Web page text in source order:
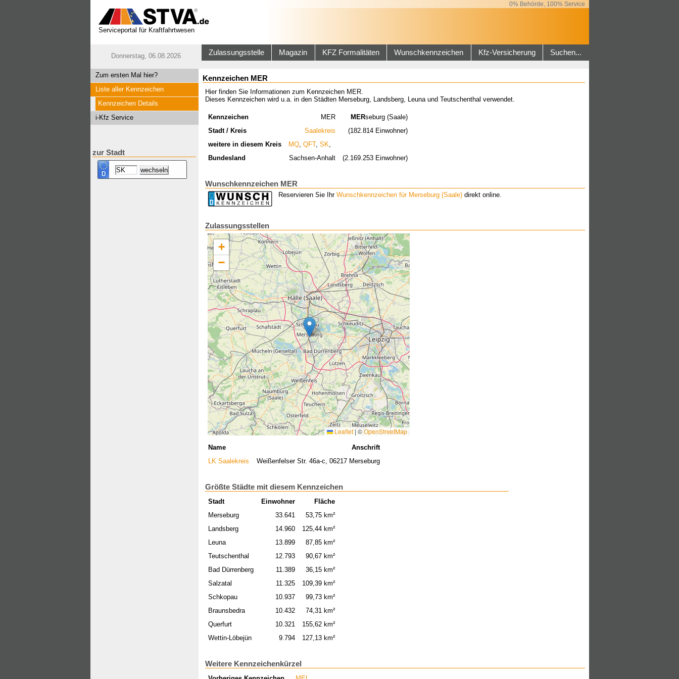
0% Behörde, 100% Service
Serviceportal für Kraftfahrtwesen
Donnerstag, 06.08.2026 Zulassungsstelle Magazin KFZ Formalitäten Wunschkennzeichen Kfz-Versicherung Suchen...
Zum ersten Mal hier?
Liste aller Kennzeichen
Kennzeichen Details
i-Kfz Service
zur Stadt
Kennzeichen MER
Hier finden Sie Informationen zum Kennzeichen MER.
Dieses Kennzeichen wird u.a. in den Städten Merseburg, Landsberg, Leuna und Teutschenthal verwendet.
Kennzeichen MER MERseburg (Saale)
Stadt / Kreis
Saalekreis
(182.814 Einwohner)
weitere in diesem Kreis
MQ ,QFT,SK
Bundesland
Sachsen-Anhalt (2.169.253 Einwohner)
Wunschkennzeichen MER
Reservieren Sie Ihr Wunschkennzeichen für Merseburg (Saale)direkt online.
Zulassungsstellen
+
−
Leaflet | ©OpenStreetMap
Name
Anschrift
LK Saalekreis
Weißenfelser Str. 46a-c, 06217 Merseburg
Größte Städte mit diesem Kennzeichen
Stadt Einwohner
Fläche
Merseburg
33.641
53,75 km²
Landsberg
14.960
125,44 km²
Leuna
13.899
87,85 km²
Teutschenthal
12.793
90,67 km²
Bad Dürrenberg
11.389
36,15 km²
Salzatal
11.325
109,39 km²
Schkopau
10.937
99,73 km²
Braunsbedra
10.432
74,31 km²
Querfurt
10.321
155,62 km²
Wettin-Löbejün
9.794 127,13 km²
Weitere Kennzeichenkürzel